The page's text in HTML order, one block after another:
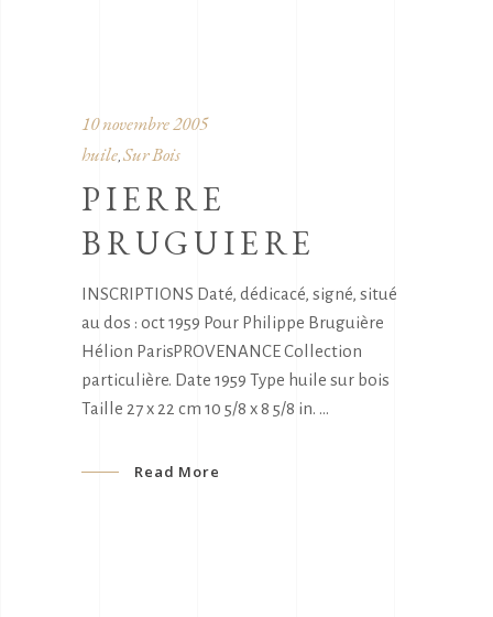
10 novembre 2005
huile Sur Bois
PIERRE
BRUGUIERE
INSCRIPTIONS Daté, dédicacé, signé, situé
au dos : oct 1959 Pour Philippe Bruguière
Hélion ParisPROVENANCE Collection
particulière. Date 1959 Type huile sur bois
Taille 27 x 22 cm 10 5/8 x 8 5/8 in.
Read More